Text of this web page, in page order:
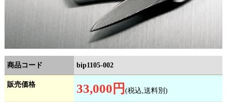
商品コード bip1105-002
販売価格 33,000円 (税込,送料別)